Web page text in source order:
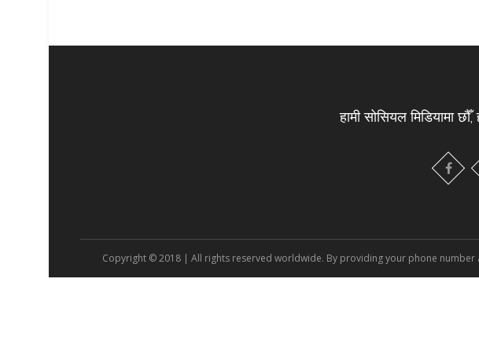
हामी सोसियल मिडियामा
Copyright © 2018 | All rights reserved worldwide. By providing your phone number